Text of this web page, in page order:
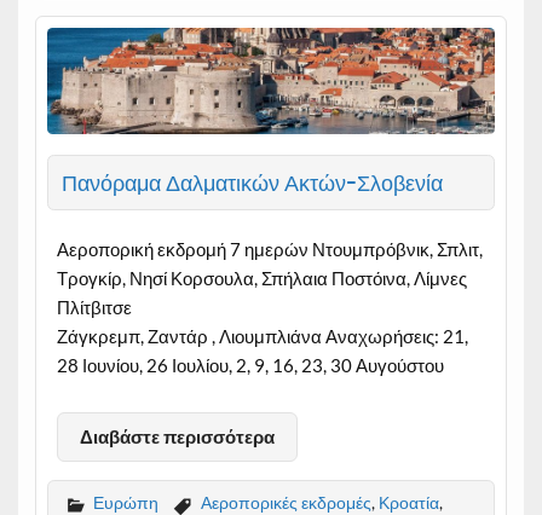
Πανόραμα Δαλματικών Ακτών-Σλοβενία
Αεροπορική εκδρομή 7 ημερών Ντουμπρόβνικ, Σπλιτ,
Τρογκίρ, Νησί Κορσουλα, Σπήλαια Ποστόινα, Λίμνες
Πλίτβιτσε
Ζάγκρεμπ, Ζαντάρ , Λιουμπλιάνα Αναχωρήσεις: 21,
28 Ιουνίου, 26 Ιουλίου, 2, 9, 16, 23, 30 Αυγούστου
Διαβάστε περισσότερα
Ευρώπη Αεροπορικές εκδρομές, Κροατία,